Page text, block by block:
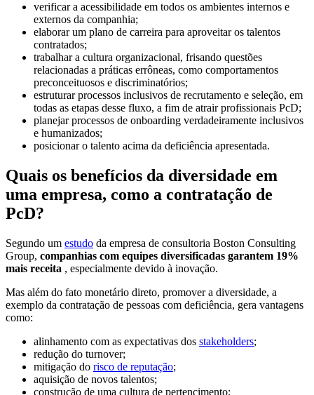
verificar a acessibilidade em todos os ambientes internos e
externos da companhia;
elaborar um plano de carreira para aproveitar os talentos
contratados;
trabalhar a cultura organizacional, frisando questões
relacionadas a práticas errôneas, como comportamentos
preconceituosos e discriminatórios;
estruturar processos inclusivos de recrutamento e seleção, em
todas as etapas desse fluxo, a fim de atrair profissionais PcD;
planejar processos de onboarding verdadeiramente inclusivos
e humanizados;
posicionar o talento acima da deficiência apresentada.
Quais os benefícios da diversidade em
uma empresa, como a contratação de
PcD?
Segundo um estudo da empresa de consultoria Boston Consulting
Group, companhias com equipes diversificadas garantem 19%
mais receita , especialmente devido à inovação.
Mas além do fato monetário direto, promover a diversidade, a
exemplo da contratação de pessoas com deficiência, gera vantagens
como:
alinhamento com as expectativas dos stakeholders;
redução do turnover;
mitigação do risco de reputação;
aquisição de novos talentos;
construção de uma cultura de pertencimento;